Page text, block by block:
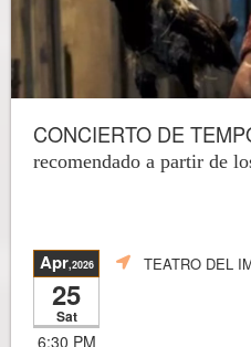
CONCIERTO DE
recomendado a partir de
Apr,2026
25
Sat
6:30 PM
TEATRO DEL